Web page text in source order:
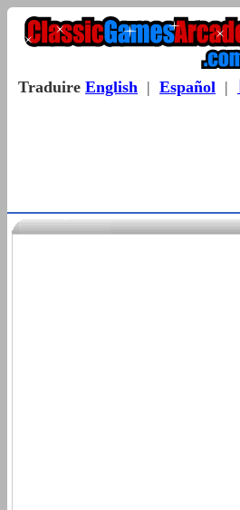
Traduire English | Español |